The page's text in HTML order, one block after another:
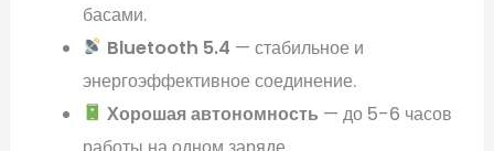
басами.
Bluetooth 5.4 — стабильное и
энергоэффективное соединение.
Хорошая автономность — до 5-6 часов